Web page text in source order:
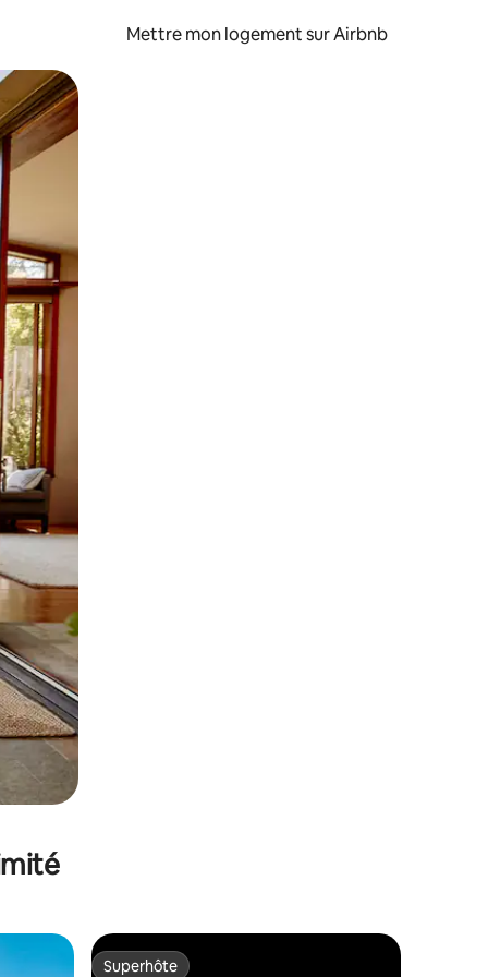
Mettre mon logement sur Airbnb
glisser.
Superhôte